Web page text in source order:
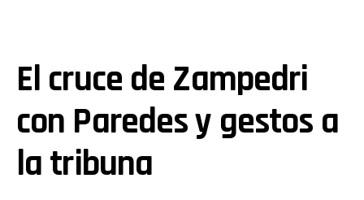
El cruce de Zampedri
con Paredes y gestos a
la tribuna